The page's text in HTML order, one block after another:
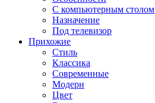
С компьютерным столом
Назначение
Под телевизор
Прихожие
Стиль
Классика
Современные
Модерн
Цвет